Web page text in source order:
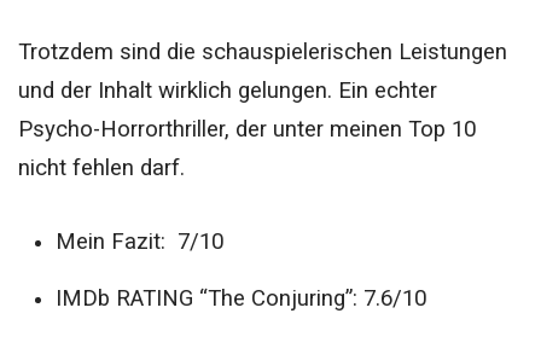
Trotzdem sind die schauspielerischen Leistungen
und der Inhalt wirklich gelungen. Ein echter
Psycho-Horrorthriller, der unter meinen Top 10
nicht fehlen darf.
Mein Fazit: 7/10
IMDb RATING “The Conjuring”: 7.6/10